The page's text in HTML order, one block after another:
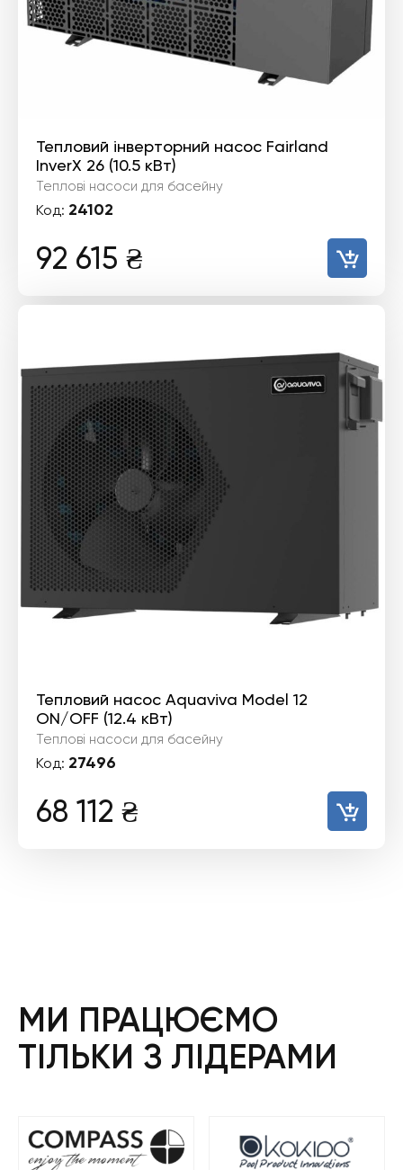
Тепловий інверторний насос Fairland
InverX 26 (10.5 кВт)
Теплові насоси для басейну
Код: 24102
92 615 ₴
Тепловий насос Aquaviva Model 12
ON/OFF (12.4 кВт)
Теплові насоси для басейну
Код: 27496
68 112 ₴
МИ ПРАЦЮЄМО
ТІЛЬКИ З ЛІДЕРАМИ